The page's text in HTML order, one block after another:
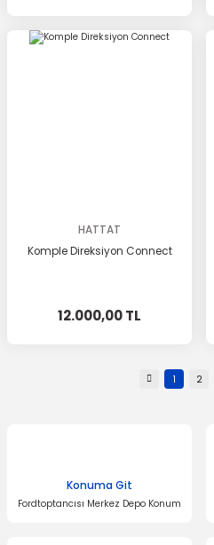
HATTAT
Komple Direksiyon Connect
12.000,00 TL
1 2
Konuma Git
Fordtoptancısı Merkez Depo Konum